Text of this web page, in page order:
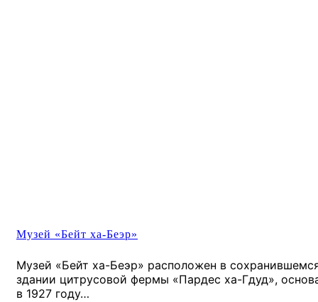
Музей «Бейт ха-Беэр»
Музей «Бейт ха-Беэр» расположен в
здании цитрусовой фермы «Пардес ха-Гдуд»,
в 1927 году…